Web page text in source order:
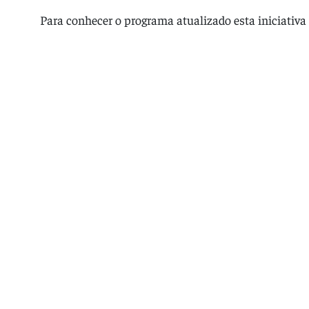
Para conhecer o programa atualizado esta